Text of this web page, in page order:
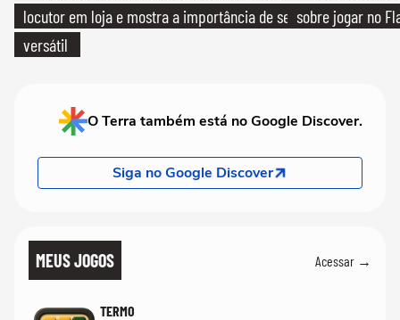
locutor em loja e mostra a importância de ser
versátil
sobre jogar no
O Terra também está no Google Discover.
Siga no Google Discover
MEUS JOGOS Acessar →
TERMO